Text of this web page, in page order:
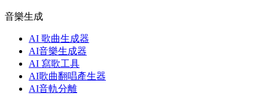
音樂生成
AI 歌曲生成器
AI音樂生成器
AI 寫歌工具
AI歌曲翻唱產生器
AI音軌分離